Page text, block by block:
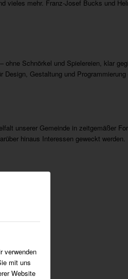
verwenden
mit uns
Website
vieles mehr. Franz-Josef Bucks und
Schnörkel und Spielereien, klar
Gestaltung und Programmierung
unserer Gemeinde in zeitgemäßer
hinaus Interessen geweckt werden.